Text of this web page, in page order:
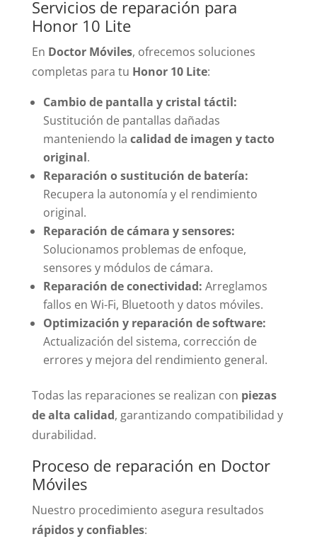
Servicios de reparación para
Honor 10 Lite
En Doctor Móviles, ofrecemos soluciones
completas para tu Honor 10 Lite:
Cambio de pantalla y cristal táctil:
Sustitución de pantallas dañadas
manteniendo la calidad de imagen y tacto
original.
Reparación o sustitución de batería:
Recupera la autonomía y el rendimiento
original.
Reparación de cámara y sensores:
Solucionamos problemas de enfoque,
sensores y módulos de cámara.
Reparación de conectividad: Arreglamos
fallos en Wi-Fi, Bluetooth y datos móviles.
Optimización y reparación de software:
Actualización del sistema, corrección de
errores y mejora del rendimiento general.
Todas las reparaciones se realizan con piezas
de alta calidad, garantizando compatibilidad y
durabilidad.
Proceso de reparación en Doctor
Móviles
Nuestro procedimiento asegura resultados
rápidos y confiables: